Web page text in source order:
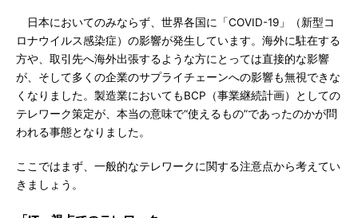
日本においてのみならず、世界各国に「COVID-19」（新型コ
ロナウイルス感染症）の影響が発生しています。海外に駐在する
方や、取引先へ海外出張するような方にとっては直接的な影響
が、そして多くの企業のサプライチェーンへの影響も無視できな
くなりました。製造業においてもBCP（事業継続計画）としての
テレワーク策定が、本当の意味で“使えるもの”であったのかが問
われる事態となりました。
ここではまず、一般的なテレワークに関する注意点から考えてい
きましょう。